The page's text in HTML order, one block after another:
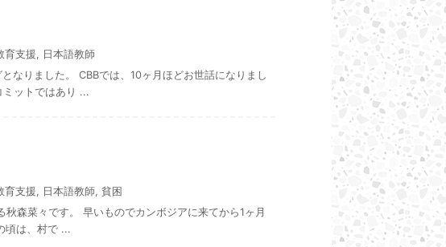
育支援, 日本語教師
なりました。 CBBでは、10ヶ月ほどお世話になりまし
ミットではあり ...
育支援, 日本語教師, 貧困
森菜々です。 早いものでカンボジアに来てから1ヶ月
頃は、村で ...